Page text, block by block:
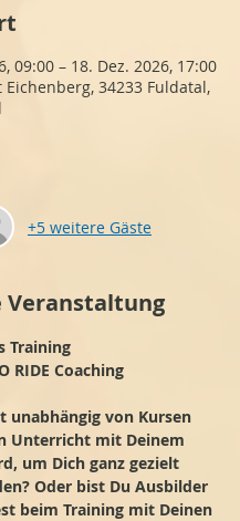
09:00 – 18. Dez. 2026, 17:00
Eichenberg, 34233 Fuldatal,
+5 weitere Gäste
Veranstaltung
Training
RIDE Coaching
unabhängig von Kursen
Unterricht mit Deinem
um Dich ganz gezielt
Oder bist Du Ausbilder
beim Training mit Deinen